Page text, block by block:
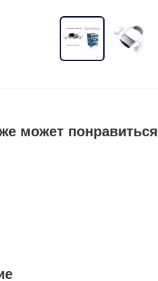
может понравиться